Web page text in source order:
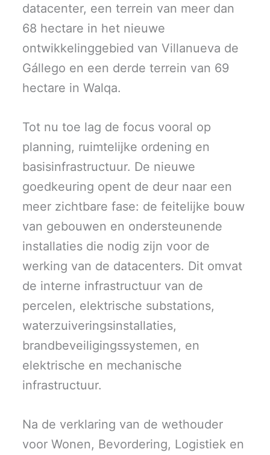
datacenter, een terrein van meer dan
68 hectare in het nieuwe
ontwikkelinggebied van Villanueva de
Gállego en een derde terrein van 69
hectare in Walqa.
Tot nu toe lag de focus vooral op
planning, ruimtelijke ordening en
basisinfrastructuur. De nieuwe
goedkeuring opent de deur naar een
meer zichtbare fase: de feitelijke bouw
van gebouwen en ondersteunende
installaties die nodig zijn voor de
werking van de datacenters. Dit omvat
de interne infrastructuur van de
percelen, elektrische substations,
waterzuiveringsinstallaties,
brandbeveiligingssystemen, en
elektrische en mechanische
infrastructuur.
Na de verklaring van de wethouder
voor Wonen, Bevordering, Logistiek en